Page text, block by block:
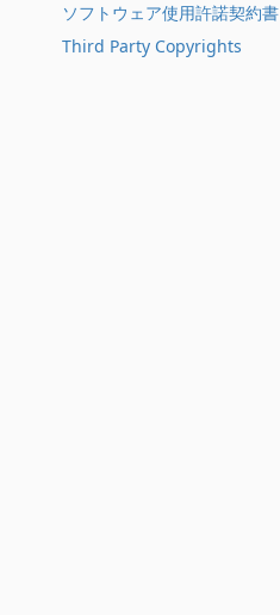
ソフトウェア使用許諾契約書
Third Party Copyrights